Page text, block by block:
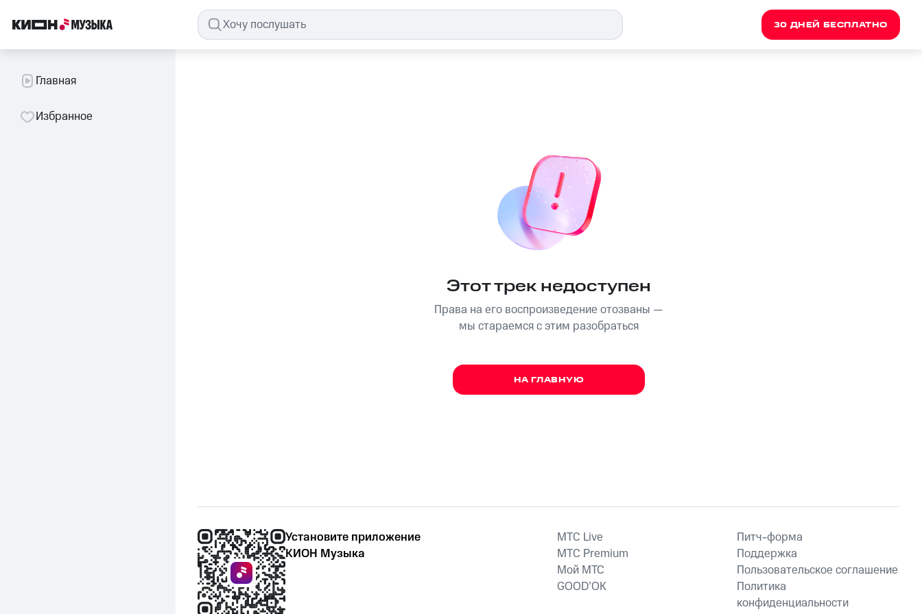
30 ДНЕЙ БЕСПЛАТНО
Главная
Избранное
Этот трек недоступен
Права на его воспроизведение отозваны —
мы стараемся с этим разобраться
НА ГЛАВНУЮ
Установите приложение
КИОН Музыка
MTС Live
MTС Premium
Мой МТС
GOOD’OK
Питч-форма
Поддержка
Пользовательское соглашение
Политика
конфиденциальности